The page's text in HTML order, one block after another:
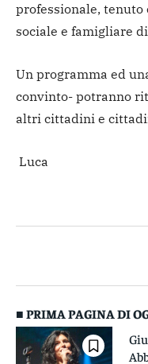
professionale, tenuto
sociale e famigliare
Un programma ed
convinto- potranno
altri cittadini e
Luca
■ PRIMA PAGINA DI